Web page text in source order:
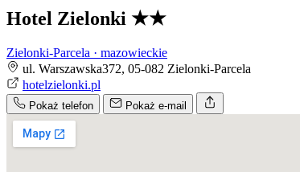
Hotel Zielonki ★★
Zielonki-Parcela · mazowieckie
ul. Warszawska372, 05-082 Zielonki-Parcela
hotelzielonki.pl
Pokaż telefon Pokaż e-mail